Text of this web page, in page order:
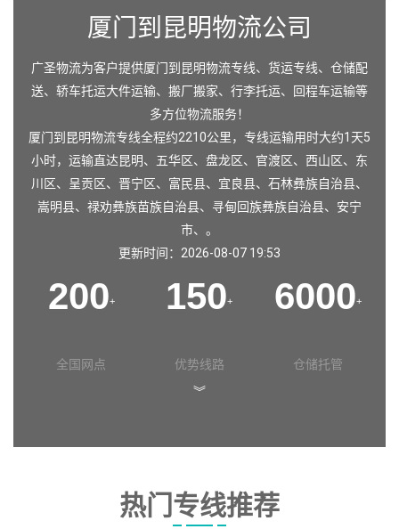
厦门到昆明物流公司
广圣物流为客户提供厦门到昆明物流专线、货运专线、仓储配
送、轿车托运大件运输、搬厂搬家、行李托运、回程车运输等
多方位物流服务！
厦门到昆明物流专线全程约2210公里，专线运输用时大约1天5
小时，运输直达昆明、 五华区、 盘龙区、 官渡区、 西山区、 东
川区、 呈贡区、 晋宁区、 富民县、 宜良县、 石林彝族自治县、
嵩明县、 禄劝彝族苗族自治县、 寻甸回族彝族自治县、 安宁
市、。
更新时间：2026-08-07 19:53
200+
全国网点
150+
优势线路
6000+
仓储托管
︾
热门专线推荐